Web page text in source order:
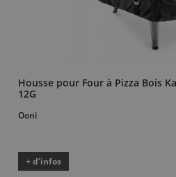
Housse pour Four à Pizza Bois
12G
Ooni
+ d’infos